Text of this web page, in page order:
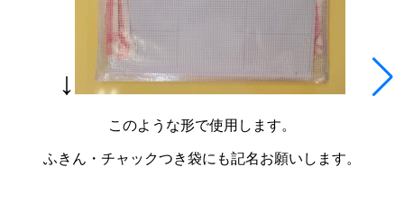
↓
このような形で使用します。
ふきん・チャックつき袋にも記名お願いします。